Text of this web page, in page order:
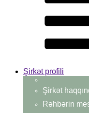
Şirkət profili
Şirkət
Rəhbərin